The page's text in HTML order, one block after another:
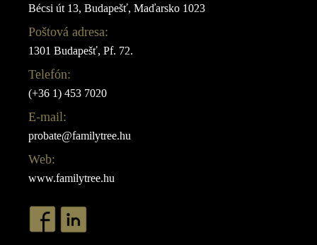
Bécsi út 13, Budapešť, Maďarsko 1023
Poštová adresa:
1301 Budapešť, Pf. 72.
Telefón:
(+36 1) 453 7020
E-mail:
probate@familytree.hu
Web:
www.familytree.hu